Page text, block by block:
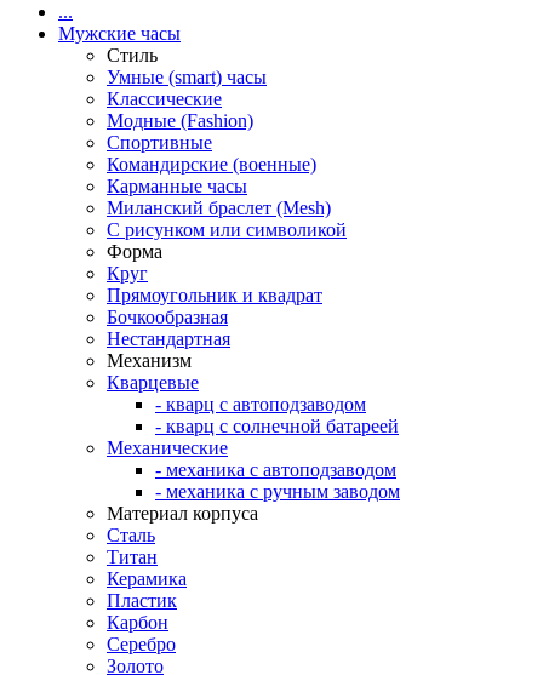
...
Мужские часы
Стиль
Умные (smart) часы
Классические
Модные (Fashion)
Спортивные
Командирские (военные)
Карманные часы
Миланский браслет (Mesh)
С рисунком или символикой
Форма
Круг
Прямоугольник и квадрат
Бочкообразная
Нестандартная
Механизм
Кварцевые
- кварц с автоподзаводом
- кварц с солнечной батареей
Механические
- механика с автоподзаводом
- механика с ручным заводом
Материал корпуса
Сталь
Титан
Керамика
Пластик
Карбон
Серебро
Золото